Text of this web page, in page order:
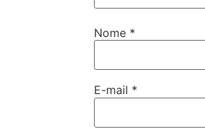
Nome *
E-mail *